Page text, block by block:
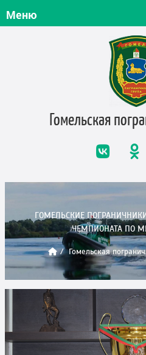
Меню
Гомельская
ГОМЕЛЬСКИЕ
ЧЕМПИОНАТА ПО
Гомельская